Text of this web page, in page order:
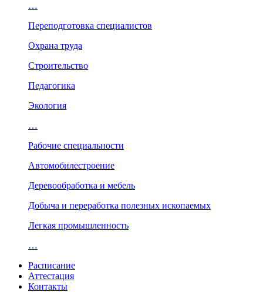
…
Переподготовка специалистов
Охрана труда
Строительство
Педагогика
Экология
…
Рабочие специальности
Автомобилестроение
Деревообработка и мебель
Добыча и переработка полезных ископаемых
Легкая промышленность
…
Расписание
Аттестация
Контакты